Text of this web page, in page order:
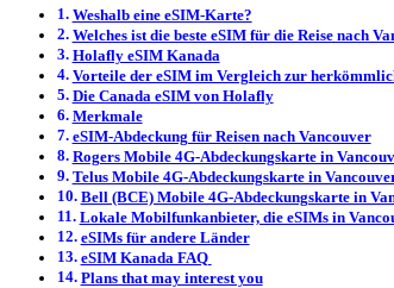
Weshalb eine eSIM-Karte?
Welches ist die beste eSIM für die Reise nach
Holafly eSIM Kanada
Vorteile der eSIM im Vergleich zur
Die Canada eSIM von Holafly
Merkmale
eSIM-Abdeckung für Reisen nach Vancouver
Rogers Mobile 4G-Abdeckungskarte in
Telus Mobile 4G-Abdeckungskarte in
Bell (BCE) Mobile 4G-Abdeckungskarte in
Lokale Mobilfunkanbieter, die eSIMs in
eSIMs für andere Länder
eSIM Kanada FAQ
Plans that may interest you